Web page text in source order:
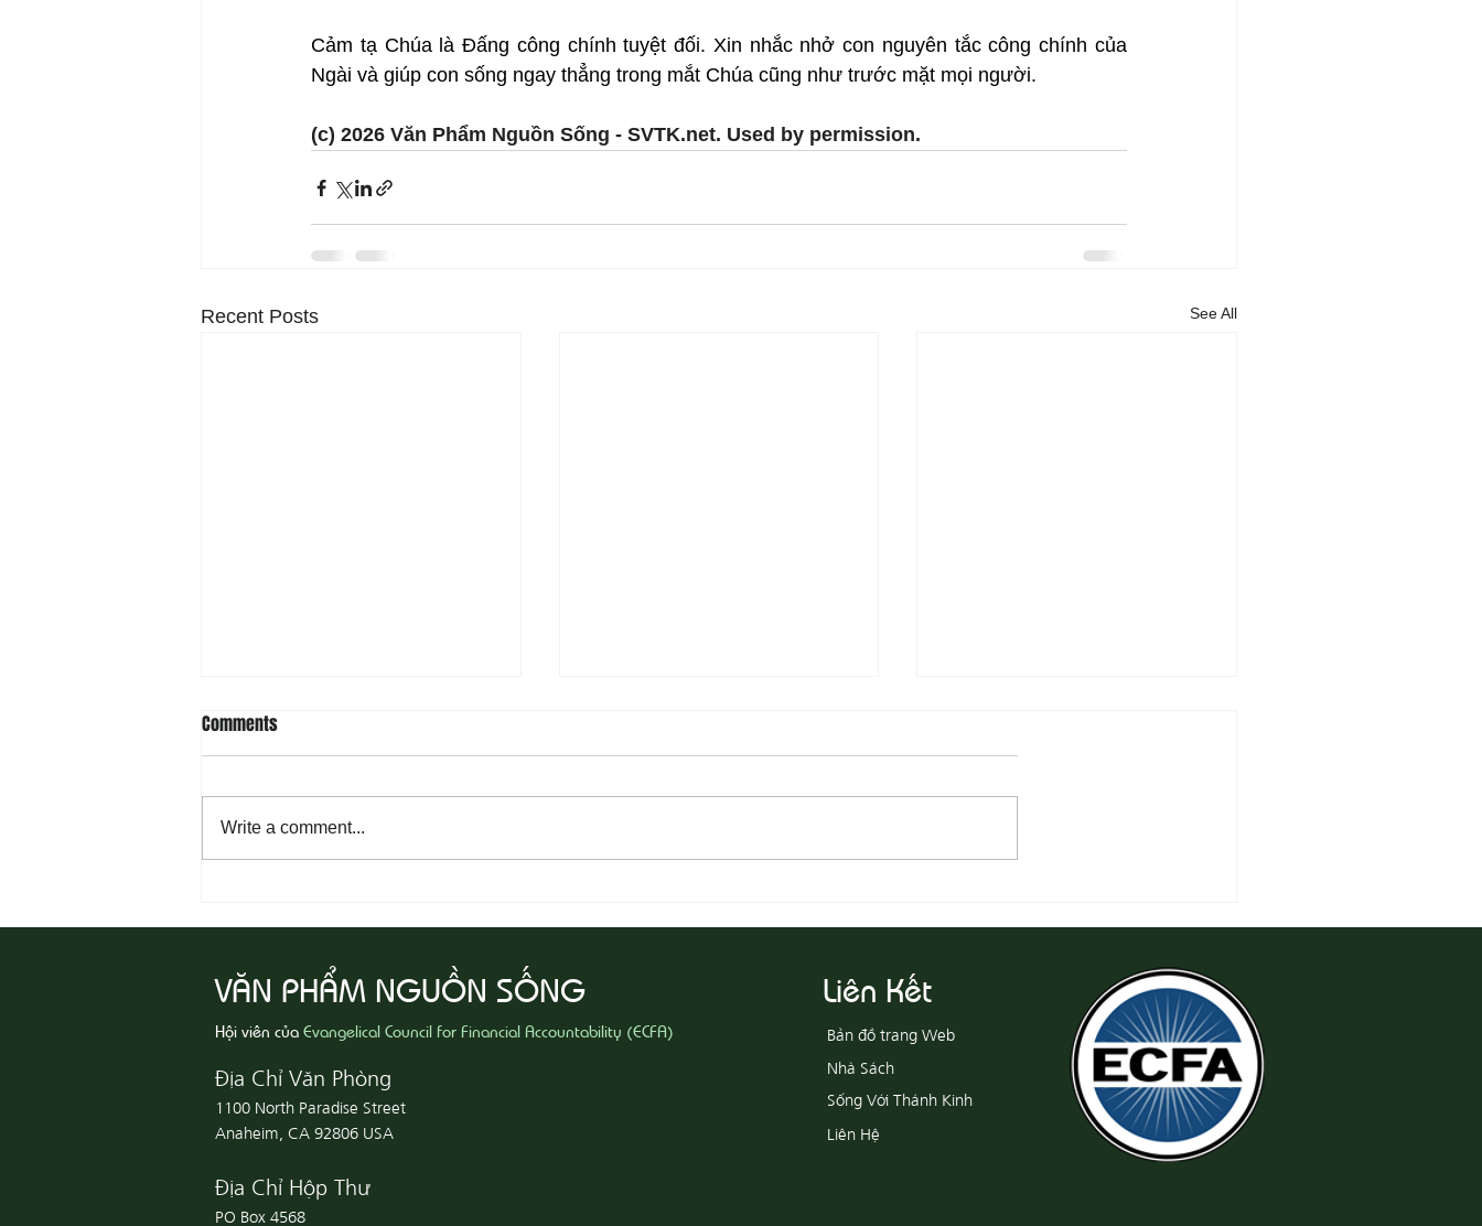
Cảm tạ Chúa là Đấng công chính tuyệt đối. Xin nhắc nhở con nguyên tắc công chính của
Ngài và giúp con sống ngay thẳng trong mắt Chúa cũng như trước mặt mọi người.
(c) 2026 Văn Phẩm Nguồn Sống - SVTK.net. Used by permission.
Recent Posts See All
Ác
Comments
Write a comment...
VĂN PHẨM NGUỒN SỐNG
Hội viên củaEvangelical Council for Financial Accountability (ECFA)
Địa Chỉ Văn Phòng
1100 North Paradise Street
Anaheim, CA 92806 USA
Địa Chỉ Hộp Thư
PO Box 4568
Liên Kết
Bản đồ trang Web
Nhà Sách
Sống Với Thánh Kinh
Liên Hệ